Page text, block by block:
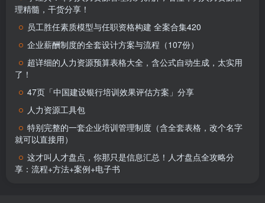
理精髓，干货分享！
员工胜任素质模型与任职资格构建 全案合集420
企业薪酬制度的全套设计方案与流程（107份）
超详细的人力资源预算表格大全，含公式自动生成，太实用
了！
47页「中国建设银行培训效果评估方案」分享
人力资源工具包
特别完整的一套企业培训管理制度（含全套表格，改个名字
就可以直接用）
这才叫人才盘点，你那只是信息汇总！人才盘点全攻略分
享：流程+方法+案例+电子书